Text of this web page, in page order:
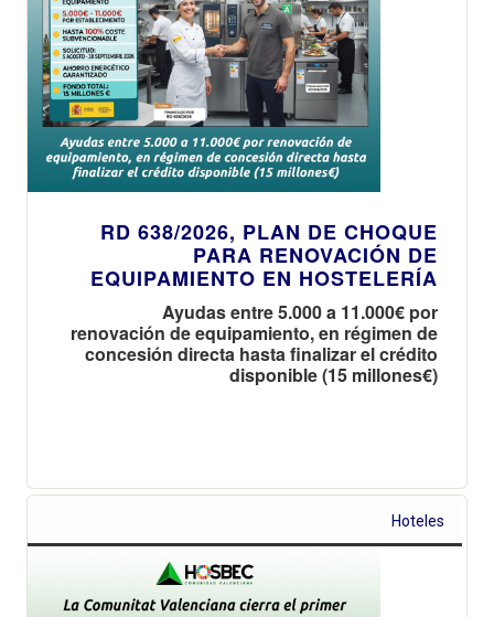
RD 638/2026, PLAN DE CHOQUE
PARA RENOVACIÓN DE
EQUIPAMIENTO EN HOSTELERÍA
Ayudas entre 5.000 a 11.000€ por
renovación de equipamiento, en régimen de
concesión directa hasta finalizar el crédito
disponible (15 millones€)
Hoteles